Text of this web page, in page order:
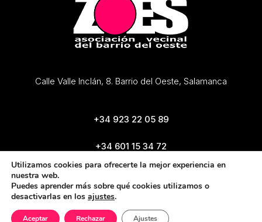
Calle Valle Inclán, 8. Barrio del Oeste, Salamanca
+34 923 22 05 89
+34 601 15 34 72
zoes@zoes.es
Utilizamos cookies para ofrecerte la mejor experiencia en
nuestra web.
Puedes aprender más sobre qué cookies utilizamos o
desactivarlas en los ajustes.
Aceptar Rechazar Ajustes